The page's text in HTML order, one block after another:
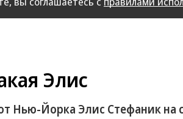
Элис
Нью-Йорка Элис Стефаник на